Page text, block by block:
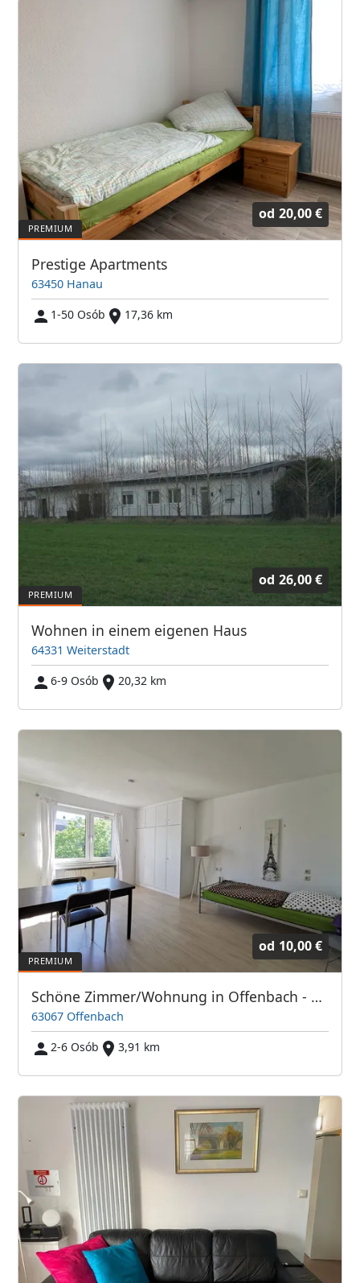
od 20,00 €
Prestige Apartments
63450 Hanau
1-50 Osób
17,36 km
od 26,00 €
Wohnen in einem eigenen Haus
64331 Weiterstadt
6-9 Osób
20,32 km
od 10,00 €
Schöne Zimmer/Wohnung in Offenbach - Direkt bei Frankfurt/Main
63067 Offenbach
2-6 Osób
3,91 km